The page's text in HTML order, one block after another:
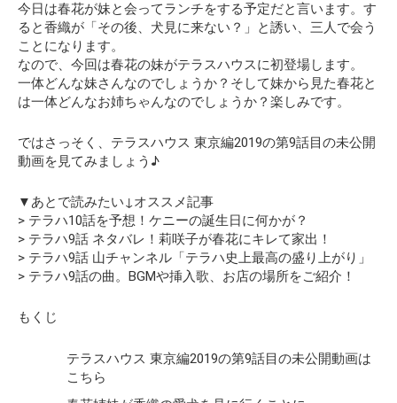
今日は春花が妹と会ってランチをする予定だと言います。す
ると香織が「その後、犬見に来ない？」と誘い、三人で会う
ことになります。
なので、今回は春花の妹がテラスハウスに初登場します。
一体どんな妹さんなのでしょうか？そして妹から見た春花と
は一体どんなお姉ちゃんなのでしょうか？楽しみです。
ではさっそく、テラスハウス 東京編2019の第9話目の未公開
動画を見てみましょう♪
▼あとで読みたい↓オススメ記事
> テラハ10話を予想！ケニーの誕生日に何かが？
> テラハ9話 ネタバレ！莉咲子が春花にキレて家出！
> テラハ9話 山チャンネル「テラハ史上最高の盛り上がり」
> テラハ9話の曲。BGMや挿入歌、お店の場所をご紹介！
もくじ
テラスハウス 東京編2019の第9話目の未公開動画は
こちら